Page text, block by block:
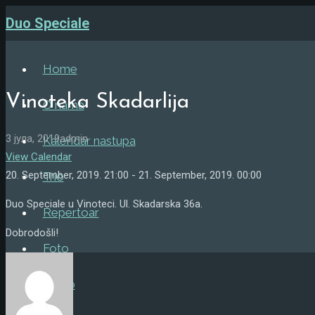
Duo Speciale
Home
O nama
Kalendar nastupa
Trio
Repertoar
Foto
Video
Vinoteka Skadarlija
3 јула, 2019admin
View Calendar
20. September, 2019. 21:00 - 21. September, 2019. 00:00
Duo Speciale u Vinoteci. Ul. Skadarska 36a.
Dobrodošli!